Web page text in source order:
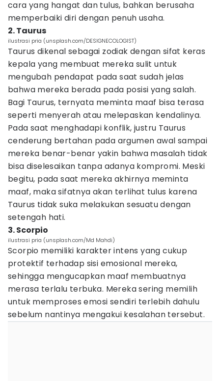
cara yang hangat dan tulus, bahkan berusaha
memperbaiki diri dengan penuh usaha.
2. Taurus
ilustrasi pria (unsplash.com/DESIGNECOLOGIST)
Taurus dikenal sebagai zodiak dengan sifat keras
kepala yang membuat mereka sulit untuk
mengubah pendapat pada saat sudah jelas
bahwa mereka berada pada posisi yang salah.
Bagi Taurus, ternyata meminta maaf bisa terasa
seperti menyerah atau melepaskan kendalinya.
Pada saat menghadapi konflik, justru Taurus
cenderung bertahan pada argumen awal sampai
mereka benar-benar yakin bahwa masalah tidak
bisa diselesaikan tanpa adanya kompromi. Meski
begitu, pada saat mereka akhirnya meminta
maaf, maka sifatnya akan terlihat tulus karena
Taurus tidak suka melakukan sesuatu dengan
setengah hati.
3. Scorpio
ilustrasi pria (unsplash.com/Md Mahdi)
Scorpio memiliki karakter intens yang cukup
protektif terhadap sisi emosional mereka,
sehingga mengucapkan maaf membuatnya
merasa terlalu terbuka. Mereka sering memilih
untuk memproses emosi sendiri terlebih dahulu
sebelum nantinya mengakui kesalahan tersebut.